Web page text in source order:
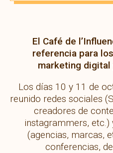
El Café de
referencia para
marketing digital
Los días 10 y 11 de
reunido redes sociales
creadores de
instagrammers,
(agencias, marcas,
conferencias,